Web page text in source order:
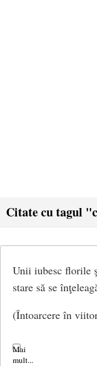
Citate cu tagul
Unii iubesc florile
stare să se
(Întoarcere în